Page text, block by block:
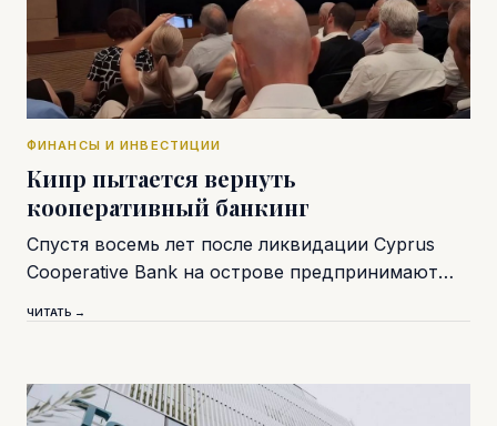
ФИНАНСЫ И ИНВЕСТИЦИИ
Кипр пытается вернуть
кооперативный банкинг
Спустя восемь лет после ликвидации Cyprus
Cooperative Bank на острове предпринимают…
ЧИТАТЬ →